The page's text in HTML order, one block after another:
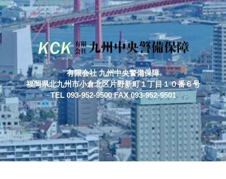
有限会社 九州中央警備保障
福岡県北九州市小倉北区片野新町１丁目１０番６号
TEL 093-952-9500 FAX 093-952-9501